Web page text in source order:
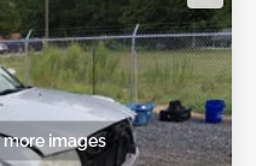
images